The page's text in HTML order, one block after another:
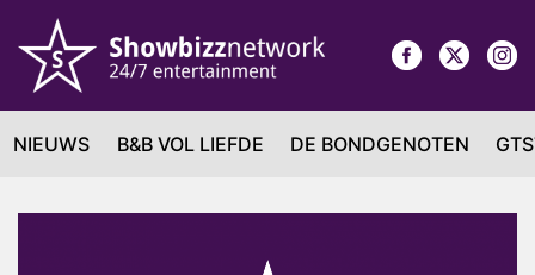
NIEUWS B&B VOL LIEFDE DE BONDGENOTEN